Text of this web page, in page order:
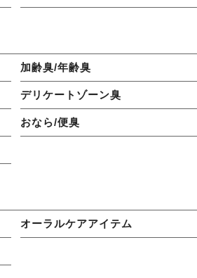
加齢臭/年齢臭
デリケートゾーン臭
おなら/便臭
オーラルケアアイテム